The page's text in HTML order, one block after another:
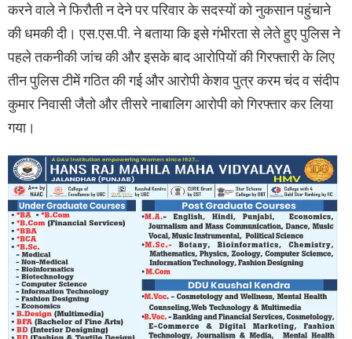
करने वाले ने फिरौती न देने पर परिवार के सदस्यों को नुकसान पहुंचाने
की धमकी दी। एस.एस.पी. ने बताया कि इसे गंभीरता से लेते हुए पुलिस ने
पहले तकनीकी जांच की और इसके बाद आरोपियों की गिरफ्तारी के लिए
तीन पुलिस टीमें गठित की गई और आरोपी केशव पुत्र करम चंद व संदीप
कुमार निवासी जैतो और तीसरे नाबालिग आरोपी को गिरफ्तार कर लिया
गया।